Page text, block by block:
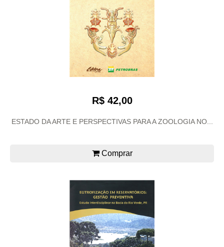
R$ 42,00
ESTADO DA ARTE E PERSPECTIVAS PARA A ZOOLOGIA NO...
Comprar